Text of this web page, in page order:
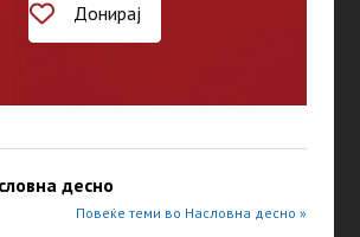
Донирај
десно
Повеќе теми во Насловна десно »